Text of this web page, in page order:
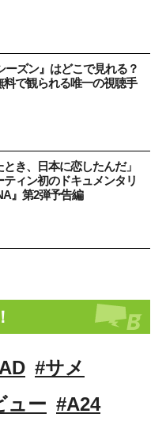
ーズン』はどこで見れる？
料で観られる唯一の視聴手
とき、日本に恋したんだ」
ティン初のドキュメンタリ
』第2弾予告編
#サメ
ュー #A24